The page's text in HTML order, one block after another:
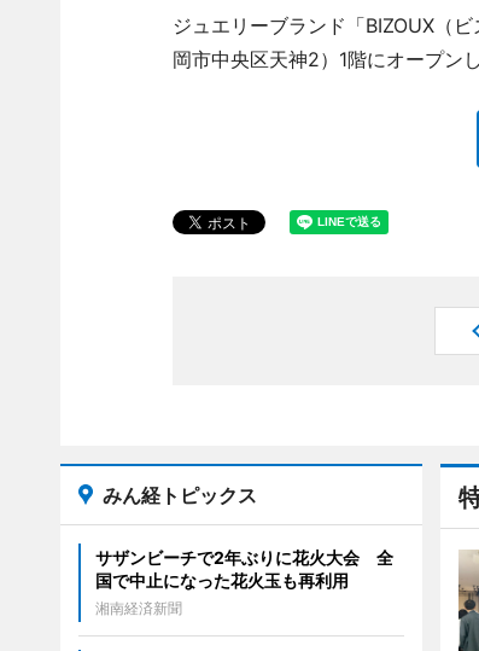
ジュエリーブランド「BIZOUX（
岡市中央区天神2）1階にオープンし
みん経トピックス
サザンビーチで2年ぶりに花火大会 全
国で中止になった花火玉も再利用
湘南経済新聞